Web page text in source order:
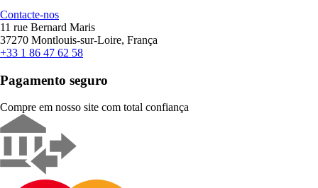
Contacte-nos
11 rue Bernard Maris
37270 Montlouis-sur-Loire, França
+33 1 86 47 62 58
Pagamento seguro
Compre em nosso site com total confiança